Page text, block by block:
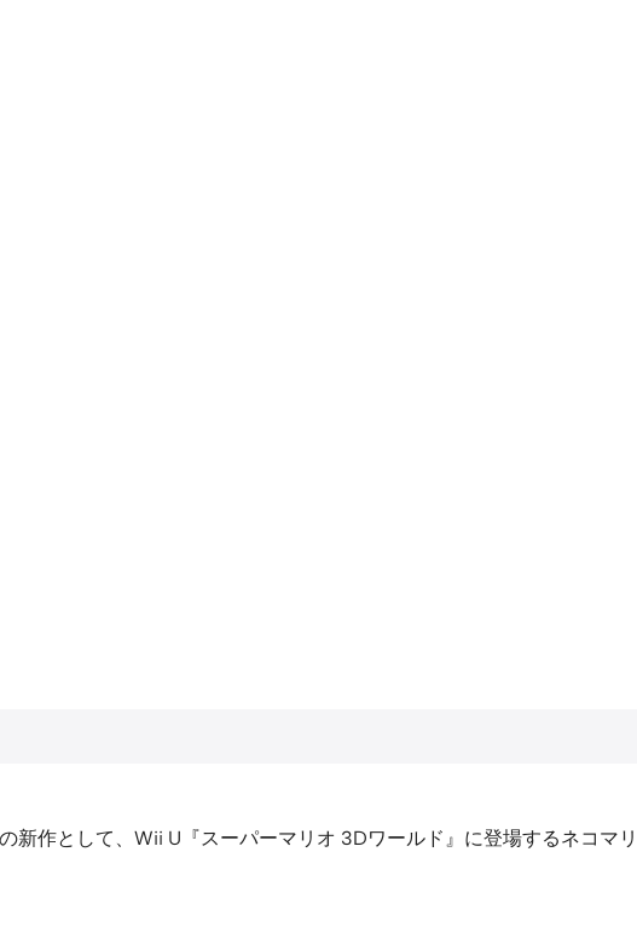
の新作として、Wii U『スーパーマリオ 3Dワールド』に登場するネコマ